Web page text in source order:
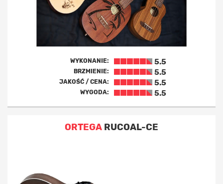
WYKONANIE: 5.5
BRZMIENIE: 5.5
JAKOŚĆ / CENA: 5.5
WYGODA: 5.5
ORTEGA RUCOAL-CE